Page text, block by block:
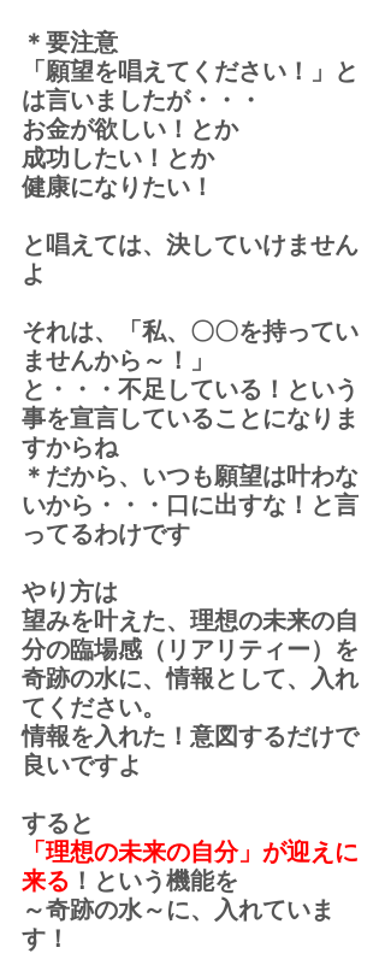
＊要注意
「願望を唱えてください！」と
は言いましたが・・・
お金が欲しい！とか
成功したい！とか
健康になりたい！
と唱えては、決していけません
よ
それは、「私、〇〇を持ってい
ませんから～！」
と・・・不足している！という
事を宣言していることになりま
すからね
＊だから、いつも願望は叶わな
いから・・・口に出すな！と言
ってるわけです
やり方は
望みを叶えた、理想の未来の自
分の臨場感（リアリティー）を
奇跡の水に、情報として、入れ
てください。
情報を入れた！意図するだけで
良いですよ
すると
「理想の未来の自分」が迎えに
来る ！という機能を
～奇跡の水～に、入れていま
す！